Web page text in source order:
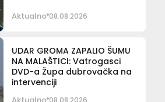
Aktualno 08.08.2026
UDAR GROMA ZAPALIO ŠUMU
NA MALAŠTICI: Vatrogasci
DVD-a Župa dubrovačka na
intervenciji
08.08.2026